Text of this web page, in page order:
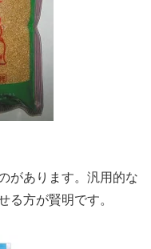
があります。汎用的な
る方が賢明です。